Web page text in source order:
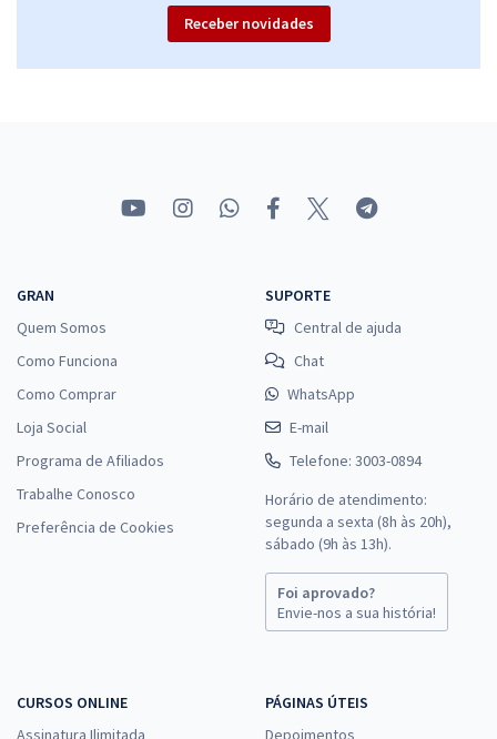
Receber novidades
GRAN
Quem Somos
Como Funciona
Como Comprar
Loja Social
Programa de Afiliados
Trabalhe Conosco
Preferência de Cookies
SUPORTE
Central de ajuda
Chat
WhatsApp
E-mail
Telefone: 3003-0894
Horário de atendimento:
segunda a sexta (8h às 20h),
sábado (9h às 13h).
Foi aprovado?
Envie-nos a sua história!
CURSOS ONLINE
Assinatura Ilimitada
PÁGINAS ÚTEIS
Depoimentos